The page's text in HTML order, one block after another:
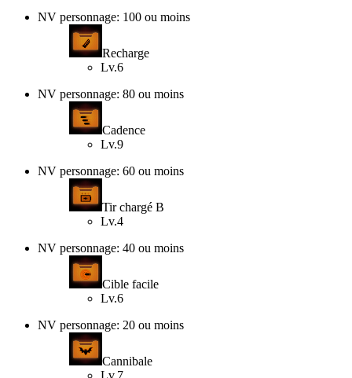
NV personnage: 100 ou moins
Recharge
Lv.6
NV personnage: 80 ou moins
Cadence
Lv.9
NV personnage: 60 ou moins
Tir chargé B
Lv.4
NV personnage: 40 ou moins
Cible facile
Lv.6
NV personnage: 20 ou moins
Cannibale